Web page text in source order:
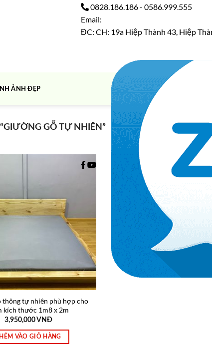
0828.186.186- 0586.999.555
Email:
ĐC: CH: 19a Hiệp Thành 43, Hiệp
ẢNH ĐẸP
GỖ TỰ NHIÊN” Hiển thị kết
thông tự nhiên phù hợp cho
kích thước 1m8 x 2m
3,950,000VNĐ
VÀO GIỎ HÀNG